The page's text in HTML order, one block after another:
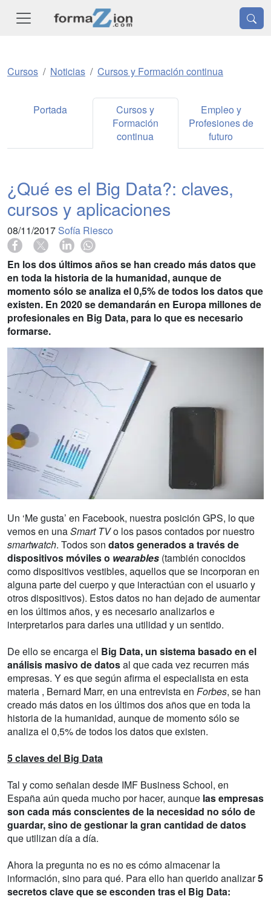
Cursos Noticias Cursos y Formación continua
Portada
Cursos y
Formación
continua
Empleo y
Profesiones de
futuro
¿Qué es el Big Data?: claves,
cursos y aplicaciones
08/11/2017 Sofía Riesco
En los dos últimos años se han creado más datos que
en toda la historia de la humanidad, aunque de
momento sólo se analiza el 0,5% de todos los datos que
existen. En 2020 se demandarán en Europa millones de
profesionales en Big Data, para lo que es necesario
formarse.
Un ‘Me gusta’ en Facebook, nuestra posición GPS, lo que
vemos en unaSmart TVo los pasos contados por nuestro
smartwatch. Todos son datos generados a través de
dispositivos móviles o wearables (también conocidos
como dispositivos vestibles, aquellos que se incorporan en
alguna parte del cuerpo y que interactúan con el usuario y
otros dispositivos). Estos datos no han dejado de aumentar
en los últimos años, y es necesario analizarlos e
interpretarlos para darles una utilidad y un sentido.
De ello se encarga el Big Data, un sistema basado en el
análisis masivo de datosal que cada vez recurren más
empresas. Y es que según afirma el especialista en esta
materia , Bernard Marr, en una entrevista en Forbes, se han
creado más datos en los últimos dos años que en toda la
historia de la humanidad, aunque de momento sólo se
analiza el 0,5% de todos los datos que existen.
5 claves del Big Data
Tal y como señalan desde IMF Business School, en
España aún queda mucho por hacer, aunque las empresas
son cada más conscientes de la necesidad no sólo de
guardar, sino de gestionar la gran cantidad de datos
que utilizan día a día.
Ahora la pregunta no es no es cómo almacenar la
información, sino para qué. Para ello han querido analizar5
secretos clave que se esconden tras el Big Data: